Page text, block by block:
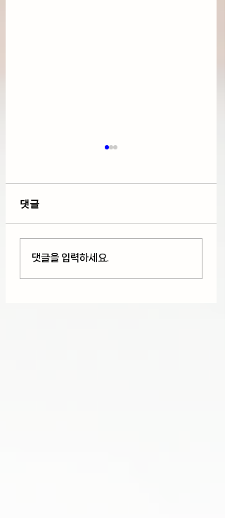
다우 사상 최고치 경신
댓글
댓글을 입력하세요.